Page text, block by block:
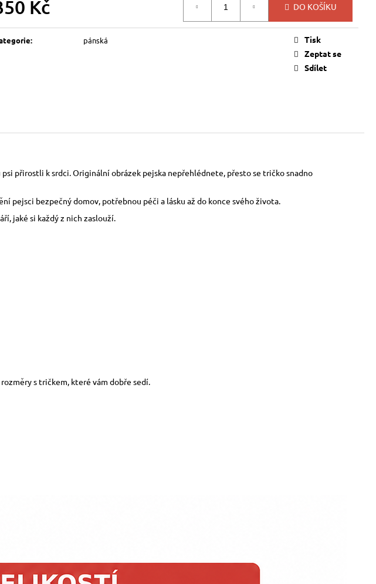
Kč DO KOŠÍKU
: pánská
Tisk
Zeptat se
Sdílet
přirostli k srdci. Originální obrázek pejska nepřehlédnete, přesto se tričko snadno
pejsci bezpečný domov, potřebnou péči a lásku až do konce svého života.
jaké si každý z nich zaslouží.
s tričkem, které vám dobře sedí.
150 Kč